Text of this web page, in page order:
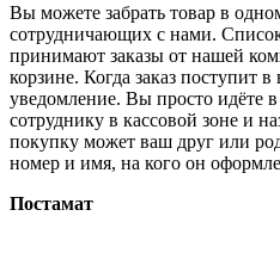
Вы можете забрать товар в
сотрудничающих с нами.
принимают заказы от нашей
корзине. Когда заказ поступит
уведомление. Вы просто идёте в
сотруднику в кассовой зоне и
покупку может ваш друг или
номер и имя, на кого он
Постамат